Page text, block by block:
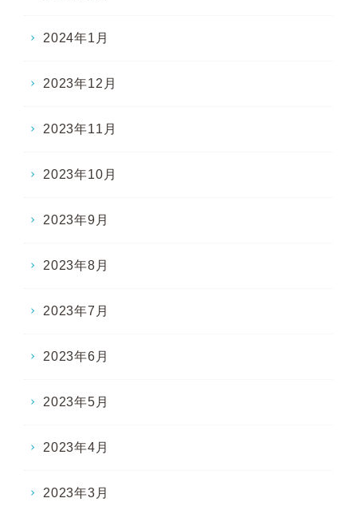
2024年1月
2023年12月
2023年11月
2023年10月
2023年9月
2023年8月
2023年7月
2023年6月
2023年5月
2023年4月
2023年3月